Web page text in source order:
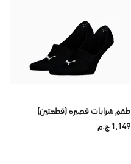
طقم شرابات قصيره (قطعتين)
1,149 ج.م